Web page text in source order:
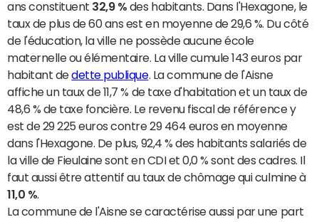
ans constituent 32,9 % des habitants. Dans l'Hexagone, le
taux de plus de 60 ans est en moyenne de 29,6 %. Du côté
de l'éducation, la ville ne possède aucune école
maternelle ou élémentaire. La ville cumule 143 euros par
habitant dedette publique. La commune de l'Aisne
affiche un taux de 11,7 % de taxe d'habitation et un taux de
48,6 % de taxe foncière. Le revenu fiscal de référence y
est de 29 225 euros contre 29 464 euros en moyenne
dans l'Hexagone. De plus, 92,4 % des habitants salariés de
la ville de Fieulaine sont en CDI et 0,0 % sont des cadres. Il
faut aussi être attentif au taux de chômage qui culmine à
11,0 %.
La commune de l'Aisne se caractérise aussi par une part